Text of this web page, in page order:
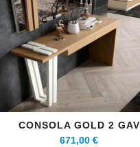
CONSOLA GOLD 2 GAV
671,00 €